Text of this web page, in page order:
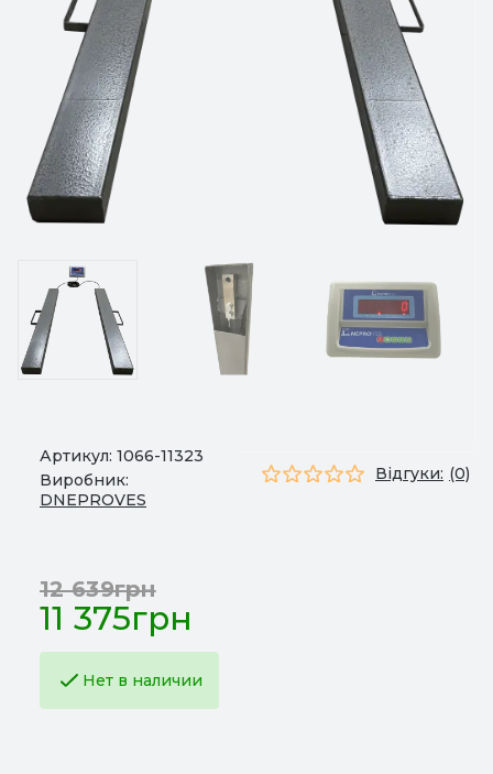
Артикул: 1066-11323
Виробник:
DNEPROVES
Відгуки: (0)
11 375грн
12 639грн
Нет в наличии